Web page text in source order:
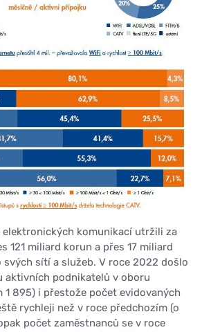
elektronických komunikací utržili za
121 miliard korun a přes 17 miliard
sítí a služeb. V roce 2022 došlo
aktivních podnikatelů v oboru
1 895) i přestože počet evidovaných
rychleji než v roce předchozím (o
počet zaměstnanců se v roce